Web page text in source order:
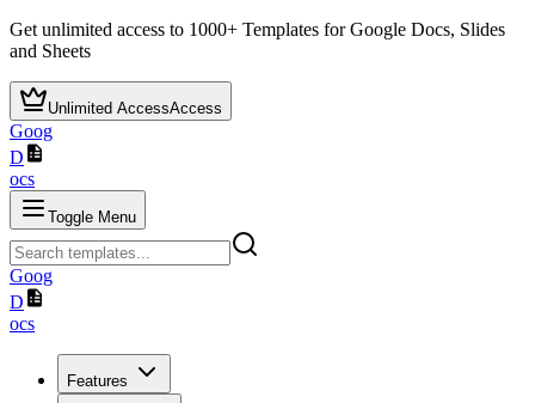
Get unlimited access to 1000+ Templates for Google Docs, Slides
and Sheets
Unlimited AccessAccess
Goog
D
ocs
Toggle Menu
Goog
D
ocs
Features